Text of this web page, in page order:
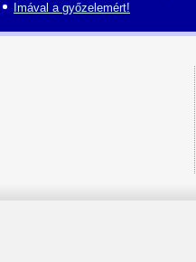
Imával a győzelemért!